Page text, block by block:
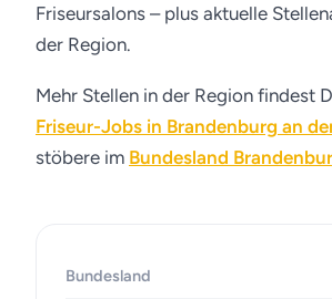
Friseursalons – plus aktuelle
der Region.
Mehr Stellen in der Region findest
Friseur-Jobs in Brandenburg an
stöbere im Bundesland
Bundesland